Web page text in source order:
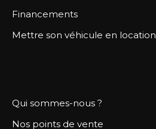
Financements
Mettre son véhicule en location
Qui sommes-nous ?
Nos points de vente